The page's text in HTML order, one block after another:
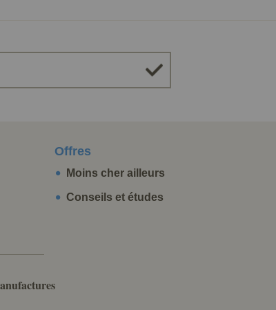
Offres
Moins cher ailleurs
Conseils et études